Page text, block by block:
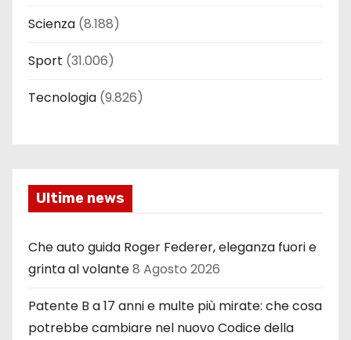
Scienza (8.188)
Sport (31.006)
Tecnologia (9.826)
Ultime news
Che auto guida Roger Federer, eleganza fuori e
grinta al volante8 Agosto 2026
Patente B a 17 anni e multe più mirate: che cosa
potrebbe cambiare nel nuovo Codice della